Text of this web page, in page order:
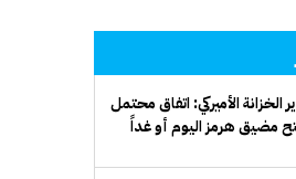
الخزانة الأميركي: اتفاق محتمل
مضيق هرمز اليوم أو غداً